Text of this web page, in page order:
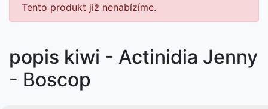
Tento produkt již nenabízíme.
popis kiwi - Actinidia Jenny
- Boscop